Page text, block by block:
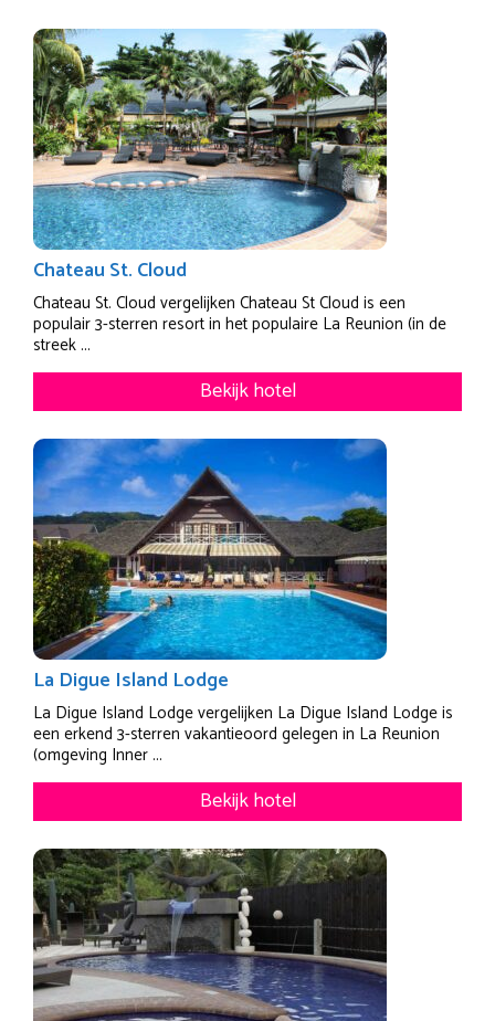
Chateau St. Cloud
Chateau St. Cloud vergelijken Chateau St Cloud is een
populair 3-sterren resort in het populaire La Reunion (in de
streek ...
Bekijk hotel
La Digue Island Lodge
La Digue Island Lodge vergelijken La Digue Island Lodge is
een erkend 3-sterren vakantieoord gelegen in La Reunion
(omgeving Inner ...
Bekijk hotel